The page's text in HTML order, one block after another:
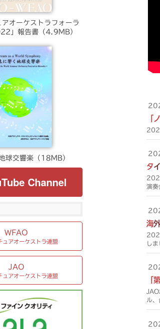
演奏
し
ル
アオーケストラフォーラ
」報告書（4.9MB）
球交響楽（18MB）
Channel
WFAO
ュアオーケストラ連盟
JAO
ュアオーケストラ連盟